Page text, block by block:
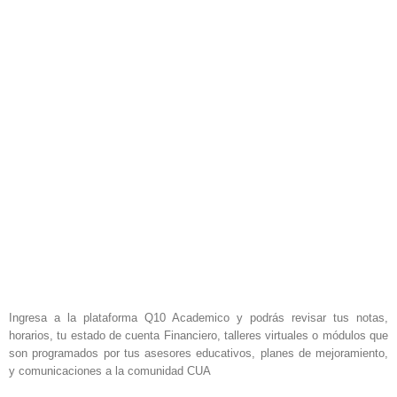
Ingresa a la plataforma Q10 Academico y podrás revisar tus notas,
horarios, tu estado de cuenta Financiero, talleres virtuales o módulos que
son programados por tus asesores educativos, planes de mejoramiento,
y comunicaciones a la comunidad CUA